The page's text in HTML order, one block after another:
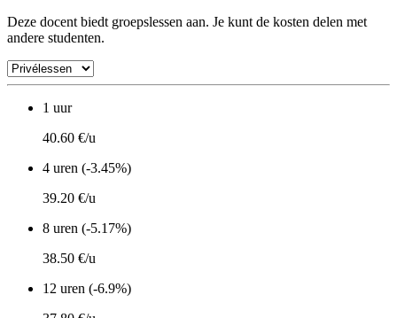
Deze docent biedt groepslessen aan. Je kunt de kosten delen met
andere studenten.
1 uur
40.60 €/u
4 uren (-3.45%)
39.20 €/u
8 uren (-5.17%)
38.50 €/u
12 uren (-6.9%)